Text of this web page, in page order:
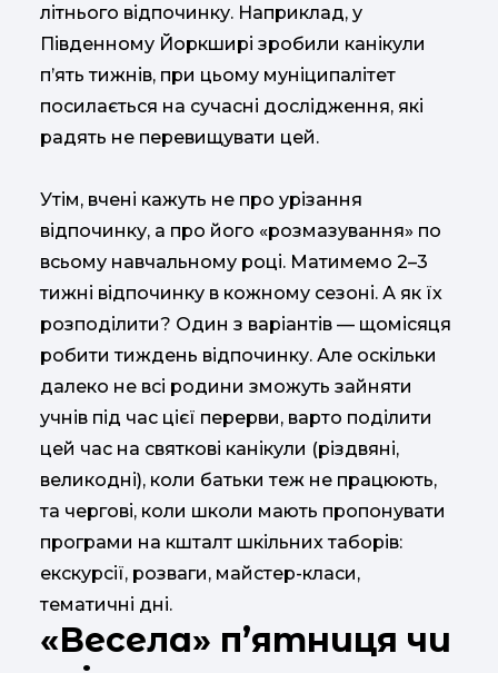
літнього відпочинку. Наприклад, у
Південному Йоркширі зробили канікули
п’ять тижнів, при цьому муніципалітет
посилається на сучасні дослідження, які
радять не перевищувати цей.
Утім, вчені кажуть не про урізання
відпочинку, а про його «розмазування» по
всьому навчальному році. Матимемо 2–3
тижні відпочинку в кожному сезоні. А як їх
розподілити? Один з варіантів — щомісяця
робити тиждень відпочинку. Але оскільки
далеко не всі родини зможуть зайняти
учнів під час цієї перерви, варто поділити
цей час на святкові канікули (різдвяні,
великодні), коли батьки теж не працюють,
та чергові, коли школи мають пропонувати
програми на кшталт шкільних таборів:
екскурсії, розваги, майстер-класи,
тематичні дні.
«Весела» п’ятниця чи